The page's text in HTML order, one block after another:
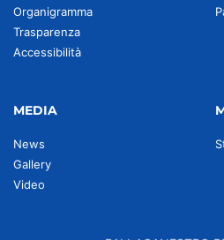
Organigramma
Trasparenza
Accessibilità
MEDIA
News
Gallery
Video